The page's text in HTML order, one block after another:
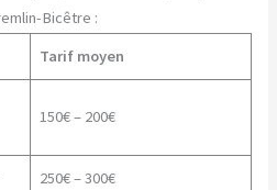
Bicêtre :
Tarif moyen
150€ – 200€
250€ – 300€